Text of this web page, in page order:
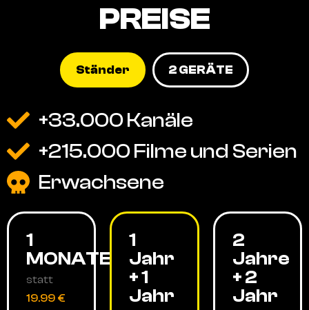
PREISE
Ständer 2 GERÄTE
+33.000 Kanäle
+215.000 Filme und Serien
Erwachsene
1
MONATE
statt
19.99 €
1
Jahr
+ 1
Jahr
2
Jahre
+ 2
Jahr